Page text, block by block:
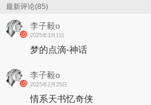
最新评论(85)
李子毅o
2025年3月1日
梦的点滴-神话
李子毅o
2025年2月25日
情系天书忆奇侠